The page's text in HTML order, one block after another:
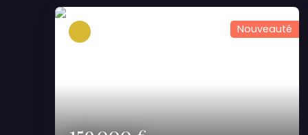
Nouveauté